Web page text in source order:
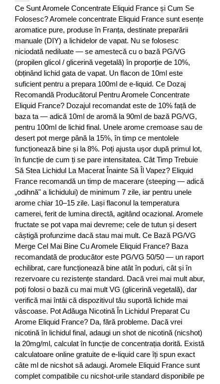
Ce Sunt Aromele Concentrate Eliquid France și Cum Se
Folosesc? Aromele concentrate Eliquid France sunt esențe
aromatice pure, produse în Franța, destinate preparării
manuale (DIY) a lichidelor de vapat. Nu se folosesc
niciodată nediluate — se amestecă cu o bază PG/VG
(propilen glicol / glicerină vegetală) în proporție de 10%,
obținând lichid gata de vapat. Un flacon de 10ml este
suficient pentru a prepara 100ml de e-liquid. Ce Dozaj
Recomandă Producătorul Pentru Aromele Concentrate
Eliquid France? Dozajul recomandat este de 10% față de
baza ta — adică 10ml de aromă la 90ml de bază PG/VG,
pentru 100ml de lichid final. Unele arome cremoase sau de
desert pot merge până la 15%, în timp ce mentolele
funcționează bine și la 8%. Poți ajusta ușor după primul lot,
în funcție de cum ți se pare intensitatea. Cât Timp Trebuie
Să Stea Lichidul La Macerat Înainte Să Îl Vapez? Eliquid
France recomandă un timp de macerare (steeping — adică
„odihnă" a lichidului) de minimum 7 zile, iar pentru unele
arome chiar 10–15 zile. Lași flaconul la temperatura
camerei, ferit de lumina directă, agitând ocazional. Aromele
fructate se pot vapa mai devreme; cele de tutun și desert
câștigă profunzime dacă stau mai mult. Ce Bază PG/VG
Merge Cel Mai Bine Cu Aromele Eliquid France? Baza
recomandată de producător este PG/VG 50/50 — un raport
echilibrat, care funcționează bine atât în poduri, cât și în
rezervoare cu rezistențe standard. Dacă vrei mai mult abur,
poți folosi o bază cu mai mult VG (glicerină vegetală), dar
verifică mai întâi că dispozitivul tău suportă lichide mai
vâscoase. Pot Adăuga Nicotină În Lichidul Preparat Cu
Arome Eliquid France? Da, fără probleme. Dacă vrei
nicotină în lichidul final, adaugi un shot de nicotină (nicshot)
la 20mg/ml, calculat în funcție de concentrația dorită. Există
calculatoare online gratuite de e-liquid care îți spun exact
câte ml de nicshot să adaugi. Aromele Eliquid France sunt
complet compatibile cu nicshot-urile standard disponibile pe